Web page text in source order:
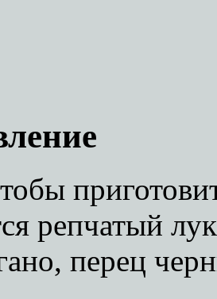
репчатый
перец